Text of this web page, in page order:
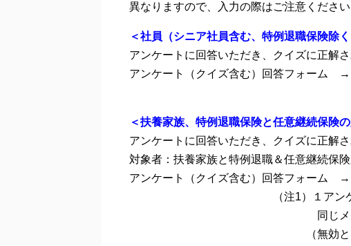
異なりますので、入力の際はご注意ください
＜社員（シニア社員含む、特例退職保険除
アンケートに回答いただき、クイズに正解さ
アンケート（クイズ含む）回答フォーム
＜扶養家族、特例退職保険と任意継続保険
アンケートに回答いただき、クイズに正解さ
対象者：扶養家族と特例退職＆任意継続保
アンケート（クイズ含む）回答フォーム
（注1）１アンケート、１メー
同じメールアドレスで回
（無効となる例）夫婦で別々に